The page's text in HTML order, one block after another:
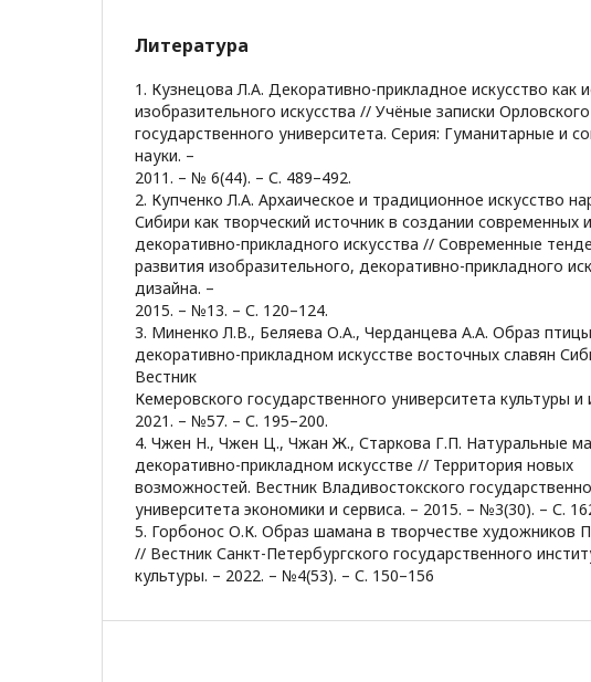
Литература
1. Кузнецова Л.А. Декоративно-прикладное искусство как
изобразительного искусства // Учёные записки Орловского
государственного университета. Серия: Гуманитарные и
науки. –
2011. – № 6(44). – С. 489–492.
2. Купченко Л.А. Архаическое и традиционное искусство
Сибири как творческий источник в создании современных
декоративно-прикладного искусства // Современные
развития изобразительного, декоративно-прикладного
дизайна. –
2015. – №13. – С. 120–124.
3. Миненко Л.В., Беляева О.А., Черданцева А.А. Образ
декоративно-прикладном искусстве восточных славян
Вестник
Кемеровского государственного университета культуры и
2021. – №57. – С. 195–200.
4. Чжен Н., Чжен Ц., Чжан Ж., Старкова Г.П. Натуральные
декоративно-прикладном искусстве // Территория новых
возможностей. Вестник Владивостокского
университета экономики и сервиса. – 2015. – №3(30). – С.
5. Горбонос О.К. Образ шамана в творчестве художников
// Вестник Санкт-Петербургского государственного
культуры. – 2022. – №4(53). – С. 150–156